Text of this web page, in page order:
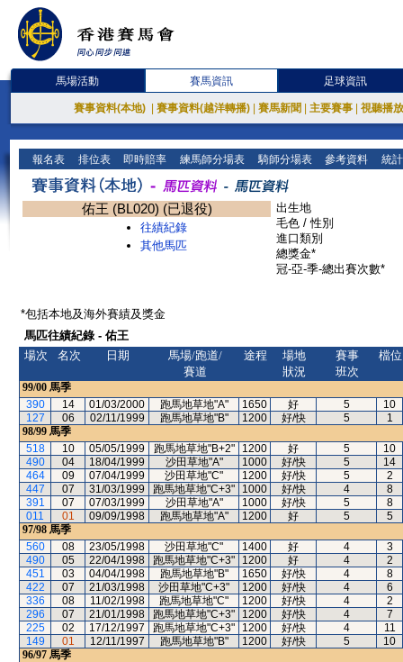
馬場活動 賽馬資訊 足球資訊
賽事資料(本地) 賽事資料(越洋轉播) 賽馬新聞 主要賽事 視聽播
報名表 排位表 即時賠率 練馬師分場表 騎師分場表 參考資料 統
佑王 (BL020) (已退役)
往績紀錄
其他馬匹
出生地
毛色 / 性別
進口類別
總獎金*
冠-亞-季-總出賽次數*
*包括本地及海外賽績及獎金
馬匹往績紀錄 - 佑王
場次
名次 日期
馬場/跑道/
賽道
途程
場地
狀況
賽事
班次
檔位
99/00 馬季
390
14 01/03/2000 跑馬地草地"A" 1650 好 5
10
127
06 02/11/1999 跑馬地草地"B" 1200 好/快 5
1
98/99 馬季
518
10 05/05/1999 跑馬地草地"B+2" 1200 好 5
10
490
04 18/04/1999 沙田草地"A" 1000 好/快 5
14
464
09 07/04/1999 沙田草地"C" 1200 好/快 5
2
447
07 31/03/1999 跑馬地草地"C+3" 1000 好/快 4
8
391
07 07/03/1999 沙田草地"A" 1000 好/快 5
8
011
01 09/09/1998 跑馬地草地"A" 1200 好 5
5
97/98 馬季
560
08 23/05/1998 沙田草地"C" 1400 好 4
3
490
05 22/04/1998 跑馬地草地"C+3" 1200 好 4
2
451
03 04/04/1998 跑馬地草地"B" 1650 好/快 4
8
422
07 21/03/1998 沙田草地"C+3" 1200 好/快 4
6
336
08 11/02/1998 跑馬地草地"C" 1200 好/快 4
2
296
07 21/01/1998 跑馬地草地"C+3" 1200 好/快 4
7
225
02 17/12/1997 跑馬地草地"C+3" 1200 好/快 4
11
149
01 12/11/1997 跑馬地草地"B" 1200 好/快 5
10
96/97 馬季